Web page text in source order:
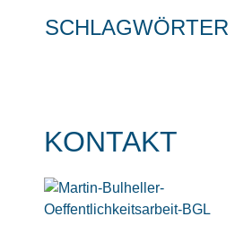
SCHLAGWÖRTER
KONTAKT